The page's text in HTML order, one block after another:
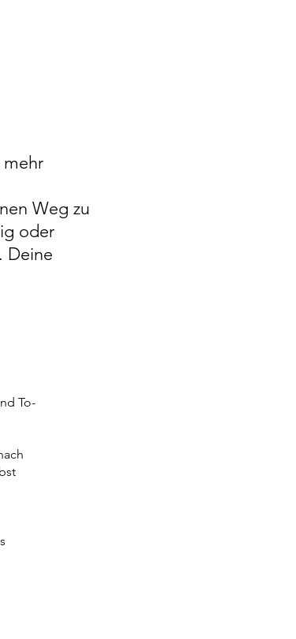
mehr
Weg zu
oder
Deine
To-